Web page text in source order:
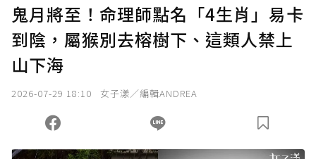
確認送出
您當前剩餘 U 利點數：0點；前往 購買點數
鬼月將至！命理師點名「4生肖」易卡
到陰，屬猴別去榕樹下、這類人禁上
山下海
2026-07-29 18:10 女子漾／編輯ANDREA